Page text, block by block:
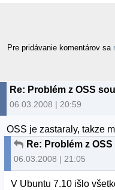
Pre pridávanie komentárov sa
Re: Problém z OSS
06.03.2008 | 20:59
OSS je zastaraly, takze
Re: Problém z
06.03.2008 | 21:05
V Ubuntu 7.10 išlo